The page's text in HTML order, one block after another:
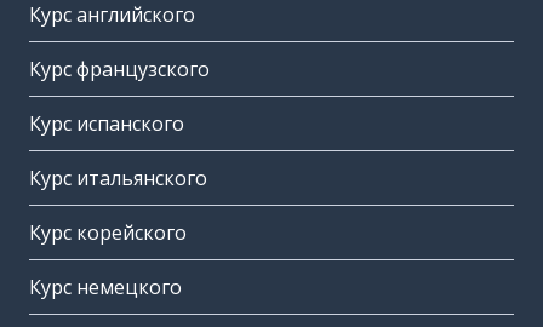
Курс английского
Курс французского
Курс испанского
Курс итальянского
Курс корейского
Курс немецкого